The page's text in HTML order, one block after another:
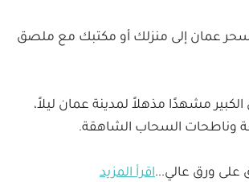
عمان إلى منزلك أو مكتبك مع ملصق
مشهدًا مذهلاً لمدينة عمان ليلاً،
...اقرأ المزيد